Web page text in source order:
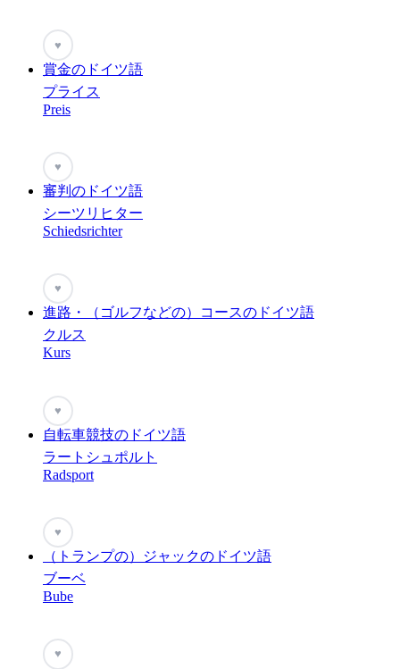
♥
賞金のドイツ語
プライス
Preis
♥
審判のドイツ語
シーツリヒター
Schiedsrichter
♥
進路・（ゴルフなどの）コースのドイツ語
クルス
Kurs
♥
自転車競技のドイツ語
ラートシュポルト
Radsport
♥
（トランプの）ジャックのドイツ語
ブーベ
Bube
♥